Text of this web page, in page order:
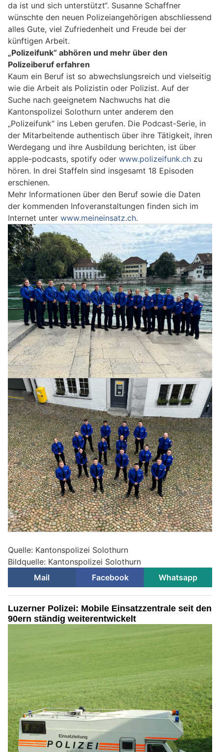
da ist und sich unterstützt“. Susanne Schaffner
wünschte den neuen Polizeiangehörigen abschliessend
alles Gute, viel Zufriedenheit und Freude bei der
künftigen Arbeit.
„Polizeifunk“ abhören und mehr über den
Polizeiberuf erfahren
Kaum ein Beruf ist so abwechslungsreich und vielseitig
wie die Arbeit als Polizistin oder Polizist. Auf der
Suche nach geeignetem Nachwuchs hat die
Kantonspolizei Solothurn unter anderem den
„Polizeifunk“ ins Leben gerufen. Die Podcast-Serie, in
der Mitarbeitende authentisch über ihre Tätigkeit, ihren
Werdegang und ihre Ausbildung berichten, ist über
apple-podcasts, spotify oder www.polizeifunk.ch zu
hören. In drei Staffeln sind insgesamt 18 Episoden
erschienen.
Mehr Informationen über den Beruf sowie die Daten
der kommenden Infoveranstaltungen finden sich im
Internet unter www.meineinsatz.ch.
Quelle: Kantonspolizei Solothurn
Bildquelle: Kantonspolizei Solothurn
Mail
Facebook Whatsapp
Luzerner Polizei: Mobile Einsatzzentrale seit den
90ern ständig weiterentwickelt